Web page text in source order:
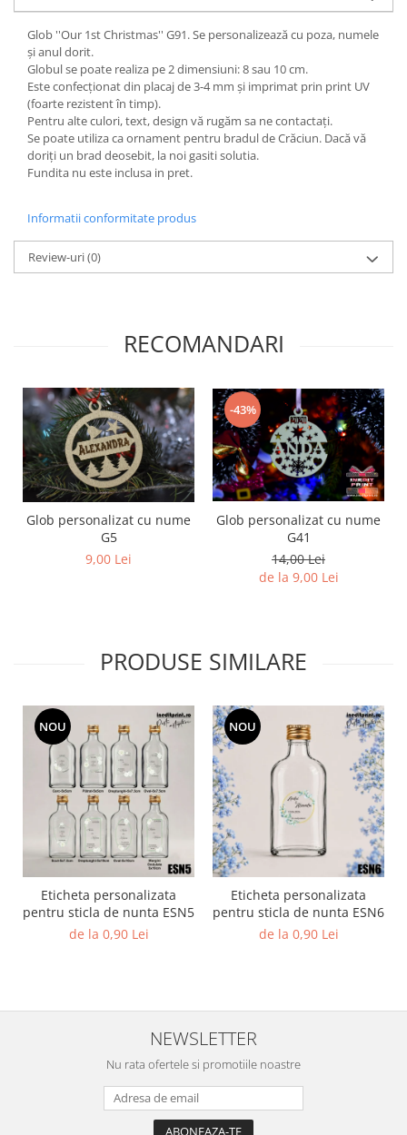
Diverse
Toppere Flori
Pachete de toppere
Oferte (Cake Toppers)
Oferte (Toppere Flori)
Pachete Inedite
Stand Prezentare
Glob ''Our 1st Christmas'' G91. Se personalizează cu poza, numele
și anul dorit.
Globul se poate realiza pe 2 dimensiuni: 8 sau 10 cm.
Este confecționat din placaj de 3-4 mm și imprimat prin print UV
(foarte rezistent în timp).
Pentru alte culori, text, design vă rugăm sa ne contactați.
Se poate utiliza ca ornament pentru bradul de Crăciun. Dacă vă
doriți un brad deosebit, la noi gasiti solutia.
Fundita nu este inclusa in pret.
Informatii conformitate produs
Review-uri(0)
RECOMANDARI
Glob personalizat cu nume
G5
9,00 Lei
-43%
Glob personalizat cu nume
G41
14,00 Lei
de la 9,00 Lei
PRODUSE SIMILARE
NOU
Eticheta personalizata
pentru sticla de nunta ESN5
de la 0,90 Lei
NOU
Eticheta personalizata
pentru sticla de nunta ESN6
de la 0,90 Lei
NEWSLETTER
Nu rata ofertele si promotiile noastre